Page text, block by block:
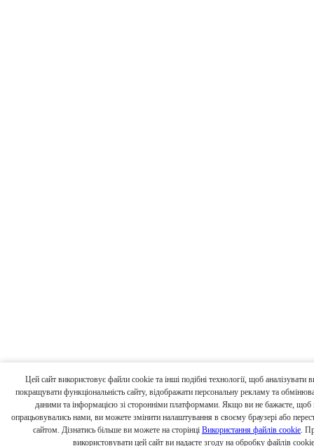
Цей сайт використовує файли cookie та інші подібні технології, щоб аналізувати
покращувати функціональність сайту, відображати персональну рекламу та
даними та інформацією зі сторонніми платформами. Якщо ви не бажаєте, щоб
опрацьовувались нами, ви можете змінити налаштування в своєму браузері або
сайтом. Дізнатись більше ви можете на сторінці Використання файлів cookie.
використовувати цей сайт ви надаєте згоду на обробку файлів